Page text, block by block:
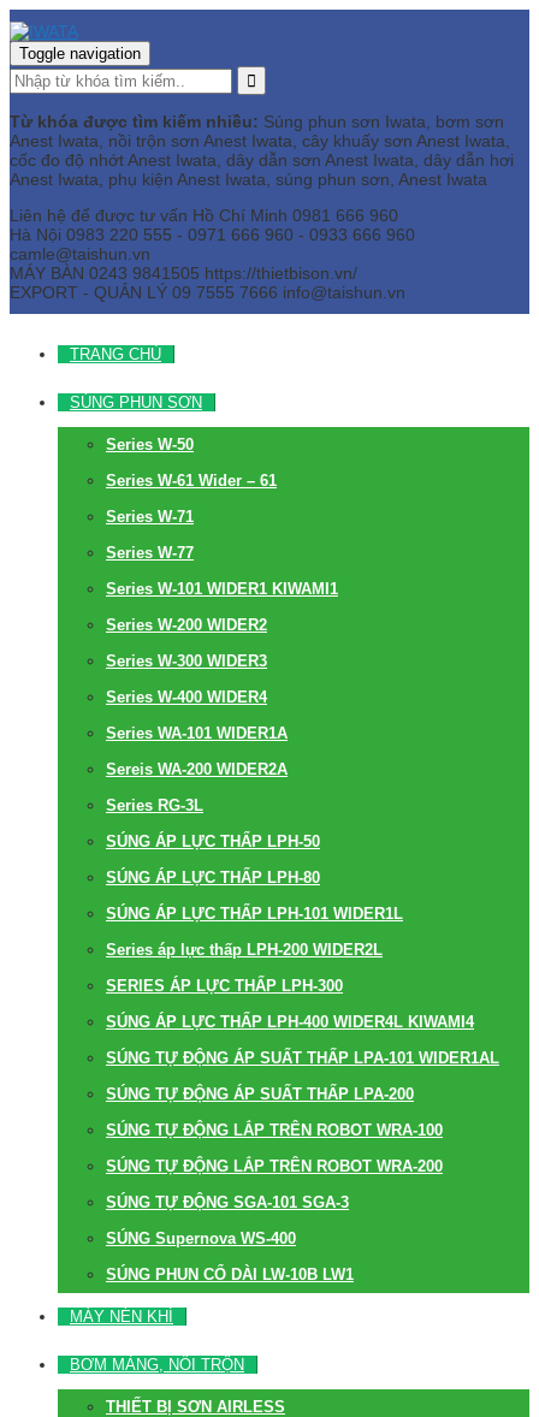
Toggle navigation
Từ khóa được tìm kiếm nhiều: Súng phun sơn Iwata, bơm sơn
Anest Iwata, nồi trộn sơn Anest Iwata, cây khuấy sơn Anest Iwata,
cốc đo độ nhớt Anest Iwata, dây dẫn sơn Anest Iwata, dây dẫn hơi
Anest Iwata, phụ kiện Anest Iwata, súng phun sơn, Anest Iwata
Liên hệ để được tư vấn Hồ Chí Minh 0981 666 960
Hà Nội 0983 220 555 - 0971 666 960 - 0933 666 960
camle@taishun.vn
MÁY BÀN 0243 9841505 https://thietbison.vn/
EXPORT - QUẢN LÝ 09 7555 7666 info@taishun.vn
TRANG CHỦ
SÚNG PHUN SƠN
Series W-50
Series W-61 Wider – 61
Series W-71
Series W-77
Series W-101 WIDER1 KIWAMI1
Series W-200 WIDER2
Series W-300 WIDER3
Series W-400 WIDER4
Series WA-101 WIDER1A
Sereis WA-200 WIDER2A
Series RG-3L
SÚNG ÁP LỰC THẤP LPH-50
SÚNG ÁP LỰC THẤP LPH-80
SÚNG ÁP LỰC THẤP LPH-101 WIDER1L
Series áp lực thấp LPH-200 WIDER2L
SERIES ÁP LỰC THẤP LPH-300
SÚNG ÁP LỰC THẤP LPH-400 WIDER4L KIWAMI4
SÚNG TỰ ĐỘNG ÁP SUẤT THẤP LPA-101 WIDER1AL
SÚNG TỰ ĐỘNG ÁP SUẤT THẤP LPA-200
SÚNG TỰ ĐỘNG LẮP TRÊN ROBOT WRA-100
SÚNG TỰ ĐỘNG LẮP TRÊN ROBOT WRA-200
SÚNG TỰ ĐỘNG SGA-101 SGA-3
SÚNG Supernova WS-400
SÚNG PHUN CỔ DÀI LW-10B LW1
MÁY NÉN KHÍ
BƠM MÀNG, NỒI TRỘN
THIẾT BỊ SƠN AIRLESS